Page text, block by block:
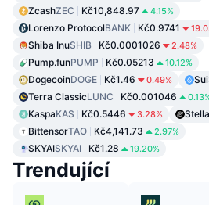
ZcashZEC Kč10,848.97 4.15%
Lorenzo ProtocolBANK Kč0.9741
Shiba InuSHIB Kč0.0001026 2.48%
Pump.funPUMP Kč0.05213 10.12%
DogecoinDOGE Kč1.46 0.49% Sui
Terra ClassicLUNC Kč0.001046
KaspaKAS Kč0.5446 3.28%
BittensorTAO Kč4,141.73 2.97%
SKYAISKYAI Kč1.28 19.20%
Trendující